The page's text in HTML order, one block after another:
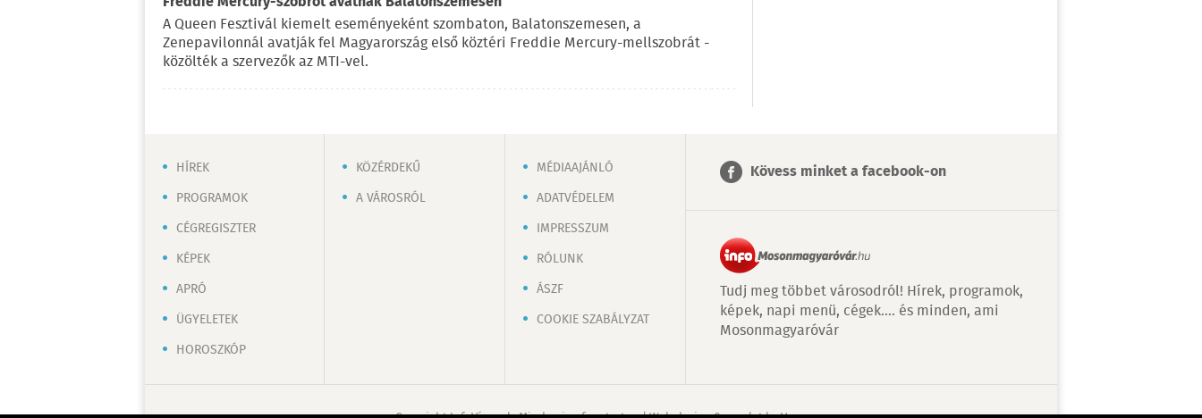
A Queen Fesztivál kiemelt eseményeként szombaton, Balatonszemesen, a
Zenepavilonnál avatják fel Magyarország első köztéri Freddie Mercury-mellszobrát -
közölték a szervezők az MTI-vel.
HÍREK
PROGRAMOK
CÉGREGISZTER
KÉPEK
APRÓ
ÜGYELETEK
HOROSZKÓP
KÖZÉRDEKŰ
A VÁROSRÓL
MÉDIAAJÁNLÓ
ADATVÉDELEM
IMPRESSZUM
RÓLUNK
ÁSZF
COOKIE SZABÁLYZAT
Kövess minket a facebook-on
Tudj meg többet városodról! Hírek, programok,
képek, napi menü, cégek…. és minden, ami
Mosonmagyaróvár